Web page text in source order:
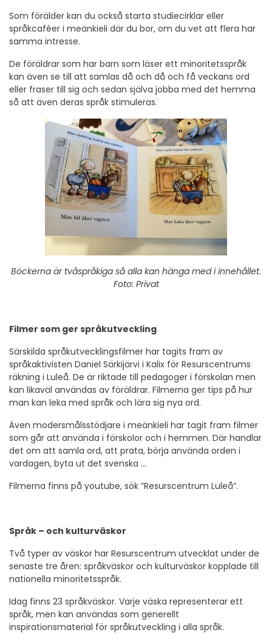
Som förälder kan du också starta studiecirklar eller
språkcaféer i meänkieli där du bor, om du vet att flera har
samma intresse.
De föräldrar som har barn som läser ett minoritetsspråk
kan även se till att samlas då och då och få veckans ord
eller fraser till sig och sedan själva jobba med det hemma
så att även deras språk stimuleras.
Böckerna är tvåspråkiga så alla kan hänga med i innehållet.
Foto: Privat
Filmer som ger språkutveckling
Särskilda språkutvecklingsfilmer har tagits fram av
språkaktivisten Daniel Särkijärvi i Kalix för Resurscentrums
räkning i Luleå. De är riktade till pedagoger i förskolan men
kan likaväl användas av föräldrar. Filmerna ger tips på hur
man kan leka med språk och lära sig nya ord.
Även modersmålsstödjare i meänkieli har tagit fram filmer
som går att använda i förskolor och i hemmen. Där handlar
det om att samla ord, att prata, börja använda orden i
vardagen, byta ut det svenska …
Filmerna finns på youtube, sök ”Resurscentrum Luleå”.
Språk – och kulturväskor
Två typer av väskor har Resurscentrum utvecklat under de
senaste tre åren: språkväskor och kulturväskor kopplade till
nationella minoritetsspråk.
Idag finns 23 språkväskor. Varje väska representerar ett
språk, men kan användas som generellt
inspirationsmaterial för språkutveckling i alla språk.